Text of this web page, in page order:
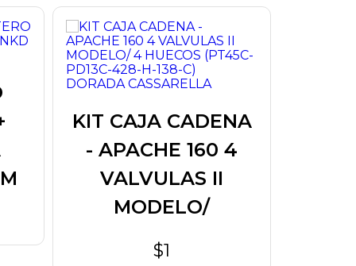
KIT CAJA CADENA
- APACHE 160 4
VALVULAS II
MODELO/
$1